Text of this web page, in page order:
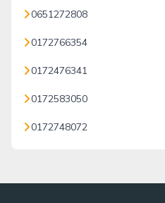
0651272808
0172766354
0172476341
0172583050
0172748072